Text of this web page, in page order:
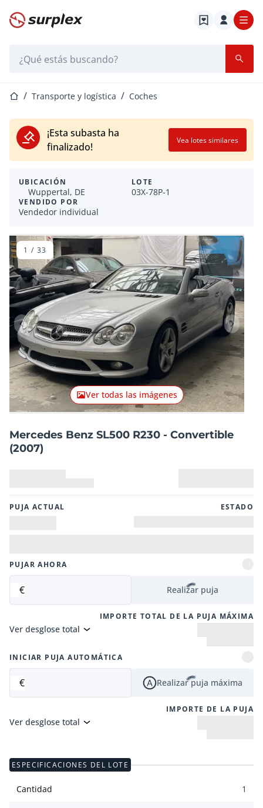
Página de inicio
Página de inicio
Transporte y logística Coches
¡Esta subasta ha
finalizado!
Vea lotes similares
UBICACIÓN
Wuppertal, DE
VENDIDO POR
Vendedor individual
LOTE
03X-78P-1
Artículo anterior
Ver todas las imágenes
1 / 33
Mercedes Benz SL500 R230 - Convertible
(2007)
PUJA ACTUAL ESTADO
PUJAR AHORA
€ Realizar puja
IMPORTE TOTAL DE LA PUJA MÁXIMA
Ver desglose total
INICIAR PUJA AUTOMÁTICA
€ Realizar puja máxima
IMPORTE DE LA PUJA
Ver desglose total
ESPECIFICACIONES DEL LOTE
Cantidad 1